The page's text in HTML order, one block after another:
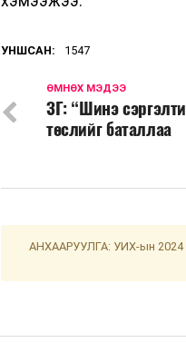
УНШСАН: 1547
ӨМНӨХ МЭДЭЭ
ЗГ: “Шинэ
төслийг баталлаа
АНХААРУУЛГА: УИХ-ын 2024